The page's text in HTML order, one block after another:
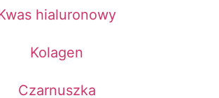
hialuronowy
Kolagen
Czarnuszka